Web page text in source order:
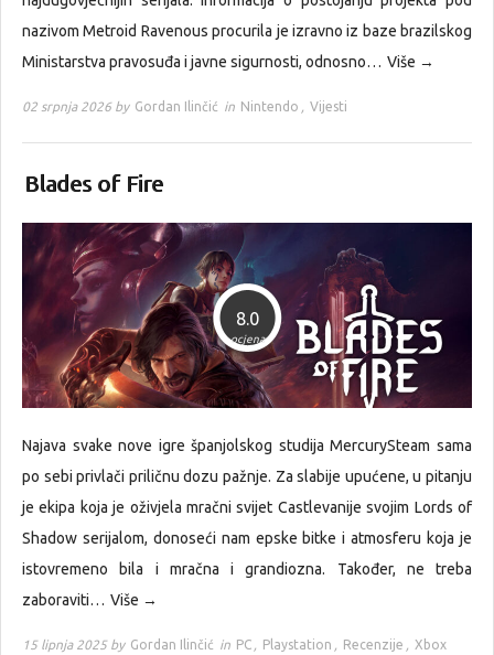
nazivom Metroid Ravenous procurila je izravno iz baze brazilskog
Ministarstva pravosuđa i javne sigurnosti, odnosno… Više →
02 srpnja 2026 by Gordan Ilinčić in Nintendo , Vijesti
Blades of Fire
8.0
ocjena
Najava svake nove igre španjolskog studija MercurySteam sama
po sebi privlači priličnu dozu pažnje. Za slabije upućene, u pitanju
je ekipa koja je oživjela mračni svijet Castlevanije svojim Lords of
Shadow serijalom, donoseći nam epske bitke i atmosferu koja je
istovremeno bila i mračna i grandiozna. Također, ne treba
zaboraviti… Više →
15 lipnja 2025 by Gordan Ilinčić in PC , Playstation , Recenzije , Xbox